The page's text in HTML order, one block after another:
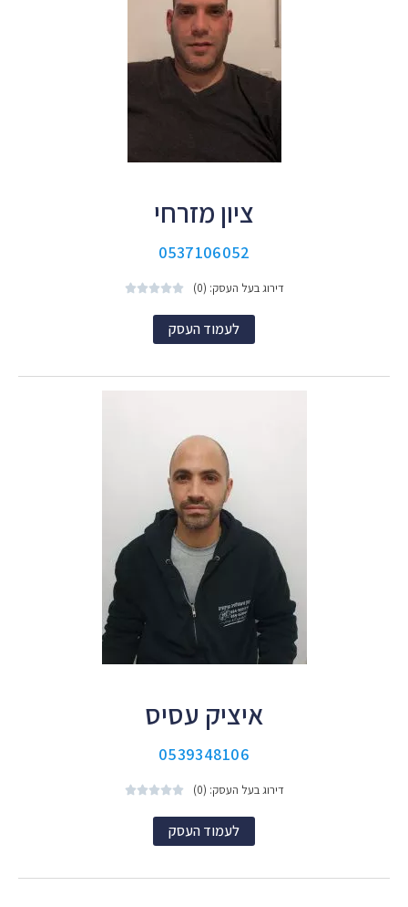
ציון מזרחי
0537106052
דירוג בעל העסק: (0) 




לעמוד העסק
איציק עסיס
0539348106
דירוג בעל העסק: (0) 




לעמוד העסק